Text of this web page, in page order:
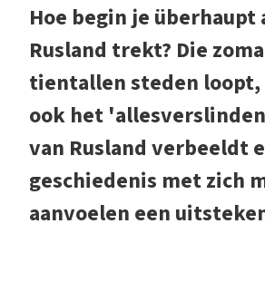
Hoe begin je
Rusland trekt? Die
tientallen steden loopt,
ook het
van Rusland verbeeldt
geschiedenis met zich
aanvoelen een